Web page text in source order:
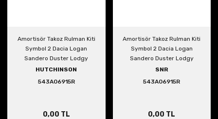
Amortisör Takoz Rulman Kiti
Symbol 2 Dacia Logan
Sandero Duster Lodgy
543A06915R
HUTCHINSON
543A06915R
0,00 TL
Amortisör Takoz Rulman Kiti
Symbol 2 Dacia Logan
Sandero Duster Lodgy
543A06915R
SNR
543A06915R
0,00 TL